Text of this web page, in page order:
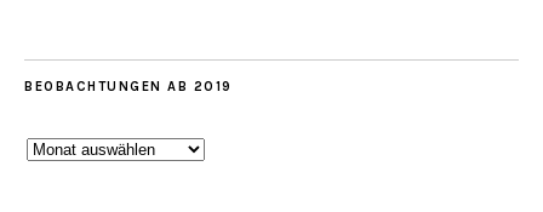
BEOBACHTUNGEN AB 2019
Beobachtungen